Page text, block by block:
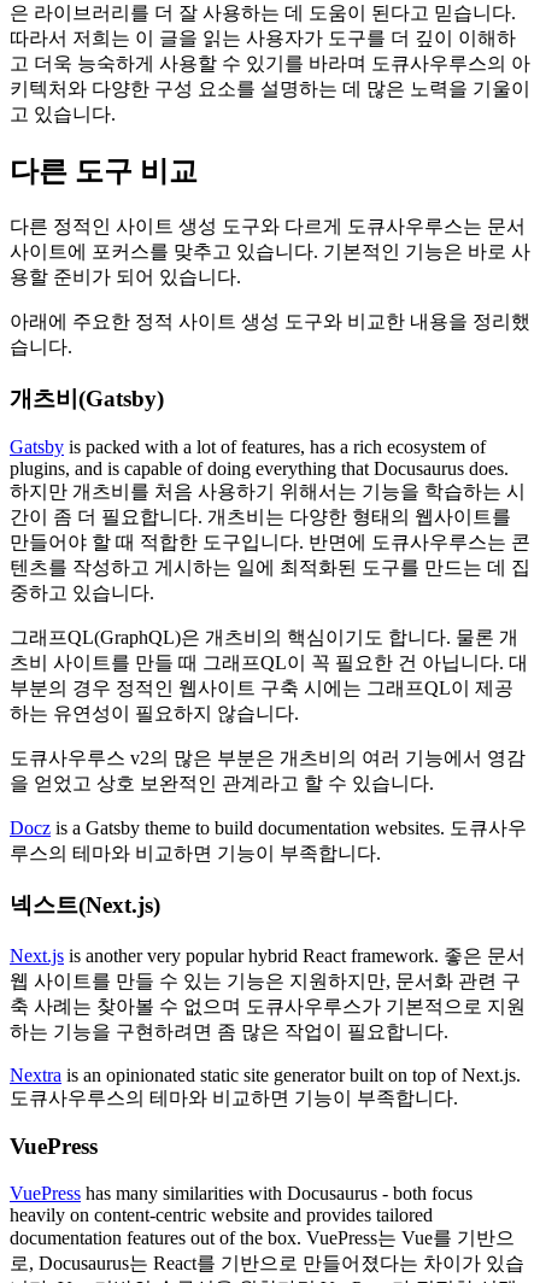
은 라이브러리를 더 잘 사용하는 데 도움이 된다고 믿습니다.
따라서 저희는 이 글을 읽는 사용자가 도구를 더 깊이 이해하
고 더욱 능숙하게 사용할 수 있기를 바라며 도큐사우루스의 아
키텍처와 다양한 구성 요소를 설명하는 데 많은 노력을 기울이
고 있습니다.
다른 도구 비교
다른 정적인 사이트 생성 도구와 다르게 도큐사우루스는 문서
사이트에 포커스를 맞추고 있습니다. 기본적인 기능은 바로 사
용할 준비가 되어 있습니다.
아래에 주요한 정적 사이트 생성 도구와 비교한 내용을 정리했
습니다.
개츠비(Gatsby)
Gatsby is packed with a lot of features, has a rich ecosystem of
plugins, and is capable of doing everything that Docusaurus does.
하지만 개츠비를 처음 사용하기 위해서는 기능을 학습하는 시
간이 좀 더 필요합니다. 개츠비는 다양한 형태의 웹사이트를
만들어야 할 때 적합한 도구입니다. 반면에 도큐사우루스는 콘
텐츠를 작성하고 게시하는 일에 최적화된 도구를 만드는 데 집
중하고 있습니다.
그래프QL(GraphQL)은 개츠비의 핵심이기도 합니다. 물론 개
츠비 사이트를 만들 때 그래프QL이 꼭 필요한 건 아닙니다. 대
부분의 경우 정적인 웹사이트 구축 시에는 그래프QL이 제공
하는 유연성이 필요하지 않습니다.
도큐사우루스 v2의 많은 부분은 개츠비의 여러 기능에서 영감
을 얻었고 상호 보완적인 관계라고 할 수 있습니다.
Docz is a Gatsby theme to build documentation websites. 도큐사우
루스의 테마와 비교하면 기능이 부족합니다.
넥스트(Next.js)
Next.js is another very popular hybrid React framework. 좋은 문서
웹 사이트를 만들 수 있는 기능은 지원하지만, 문서화 관련 구
축 사례는 찾아볼 수 없으며 도큐사우루스가 기본적으로 지원
하는 기능을 구현하려면 좀 많은 작업이 필요합니다.
Nextra is an opinionated static site generator built on top of Next.js.
도큐사우루스의 테마와 비교하면 기능이 부족합니다.
VuePress
VuePress has many similarities with Docusaurus - both focus
heavily on content-centric website and provides tailored
documentation features out of the box. VuePress는 Vue를 기반으
로, Docusaurus는 React를 기반으로 만들어졌다는 차이가 있습